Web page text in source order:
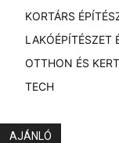
KORTÁRS
LAKÓÉPÍTÉSZET
OTTHON ÉS KERT
TECH
AJÁNLÓ